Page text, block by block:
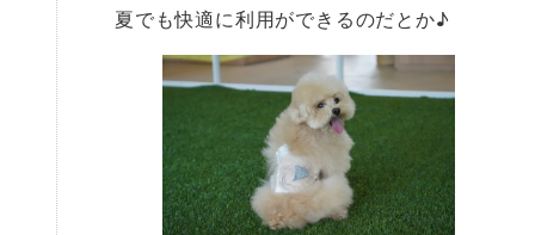
夏でも快適に利用ができるのだとか♪